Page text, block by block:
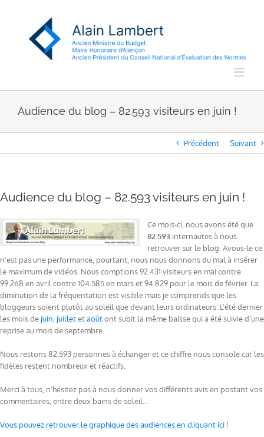
Audience du blog – 82.593 visiteurs en juin !
Précédent Suivant
Audience du blog – 82.593 visiteurs en juin !
Ce mois-ci, nous avons été que
82.593 internautes à nous
retrouver sur le blog. Avous-le ce
n’est pas une performance, pourtant, nous nous donnons du mal à insérer
le maximum de vidéos. Nous comptions 92.431 visiteurs en mai contre
99.268 en avril contre 104.585 en mars et 94.829 pour le mois de février. La
diminution de la fréquentation est visible mais je comprends que les
bloggeurs soient plutôt au soleil que devant leurs ordinateurs. L’été dernier
les mois de juin juilletetaoûtont subit la même baisse qui a été suivie d’une
reprise au mois de septembre.
Nous restons 82.593 personnes à échanger et ce chiffre nous console car les
fidèles restent nombreux et réactifs.
Merci à tous, n’hésitez pas à nous donner vos différents avis en postant vos
commentaires, entre deux bains de soleil…
Vous pouvez retrouver le graphique des audiences en cliquant ici !